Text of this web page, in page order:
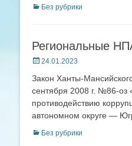
Categories
Без рубрики
Региональные
Posted
24.01.2023
Закон Ханты-
сентября 2008 г. №86-оз
противодействию
автономном округе —
Categories
Без рубрики